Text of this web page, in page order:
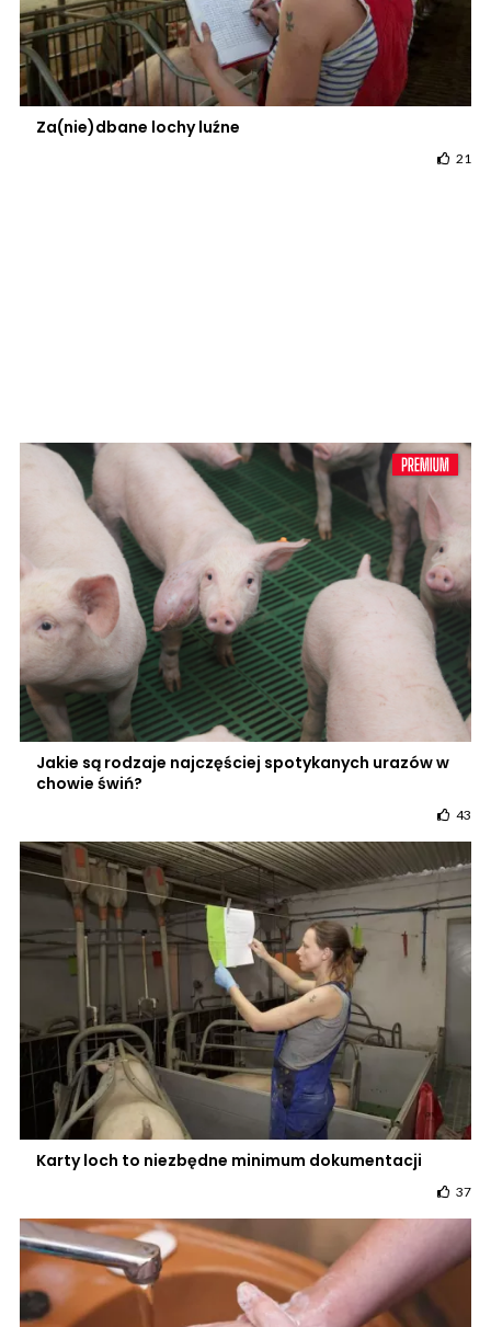
Za(nie)dbane lochy luźne
21
Jakie są rodzaje najczęściej spotykanych urazów w
chowie świń?
43
Karty loch to niezbędne minimum dokumentacji
37